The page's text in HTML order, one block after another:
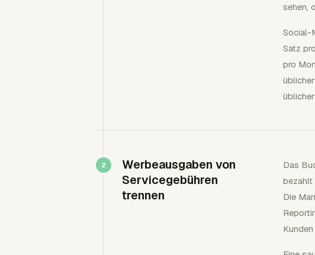
sehen,
Social-
Satz
pro
Werbeausgaben von
Servicegebühren
trennen
Das
bezahlt
Die